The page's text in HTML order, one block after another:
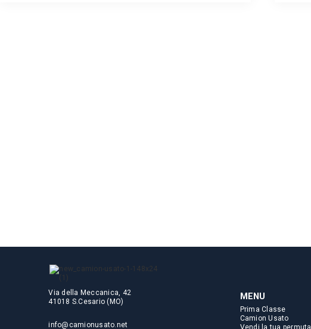
Via della Meccanica, 42
41018 S.Cesario (MO)
info@camionusato.net
MENU
Prima Classe
Camion Usato